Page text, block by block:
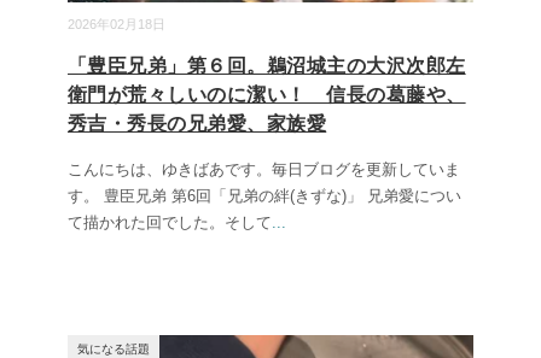
2026年02月18日
「豊臣兄弟」第６回。鵜沼城主の大沢次郎左
衛門が荒々しいのに潔い！ 信長の葛藤や、
秀吉・秀長の兄弟愛、家族愛
こんにちは、ゆきばあです。毎日ブログを更新していま
す。 豊臣兄弟 第6回「兄弟の絆(きずな)」 兄弟愛につい
て描かれた回でした。そして...
気になる話題